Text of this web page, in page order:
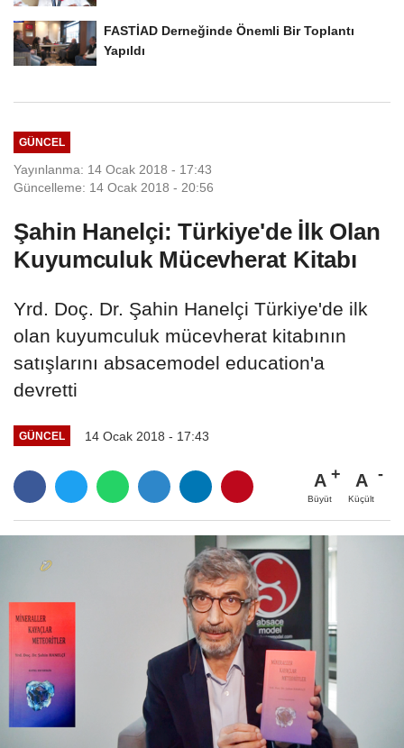
FASTİAD Derneğinde Önemli Bir Toplantı
Yapıldı
GÜNCEL
Yayınlanma: 14 Ocak 2018 - 17:43
Güncelleme: 14 Ocak 2018 - 20:56
Şahin Hanelçi: Türkiye'de İlk Olan
Kuyumculuk Mücevherat Kitabı
Yrd. Doç. Dr. Şahin Hanelçi Türkiye'de ilk
olan kuyumculuk mücevherat kitabının
satışlarını absacemodel education'a
devretti
GÜNCEL 14 Ocak 2018 - 17:43
A
Büyüt
A
Küçült